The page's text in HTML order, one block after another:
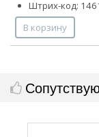
Штрих-код:
В корзину